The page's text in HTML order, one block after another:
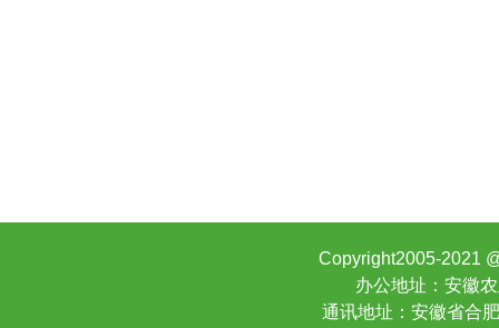
Copyright2005-2021
办公地址：安徽
通讯地址：安徽省合